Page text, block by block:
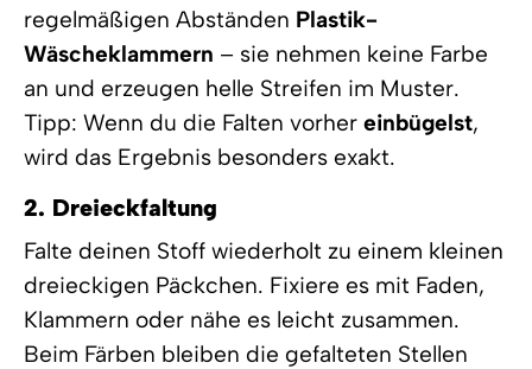
regelmäßigen Abständen Plastik-
Wäscheklammern – sie nehmen keine Farbe
an und erzeugen helle Streifen im Muster.
Tipp: Wenn du die Falten vorher einbügelst,
wird das Ergebnis besonders exakt.
2. Dreieckfaltung
Falte deinen Stoff wiederholt zu einem kleinen
dreieckigen Päckchen. Fixiere es mit Faden,
Klammern oder nähe es leicht zusammen.
Beim Färben bleiben die gefalteten Stellen